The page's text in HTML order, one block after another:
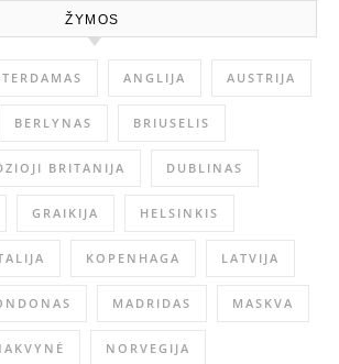
ŽYMOS
ANGLIJA AUSTRIJA
BERLYNAS BRIUSELIS
BRITANIJA DUBLINAS
GRAIKIJA HELSINKIS
KOPENHAGA LATVIJA
MADRIDAS MASKVA
NORVEGIJA